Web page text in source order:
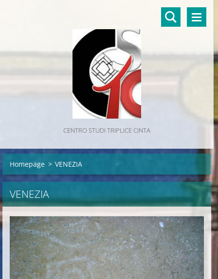
CENTRO STUDI TRIPLICE CINTA
Homepage > VENEZIA
VENEZIA